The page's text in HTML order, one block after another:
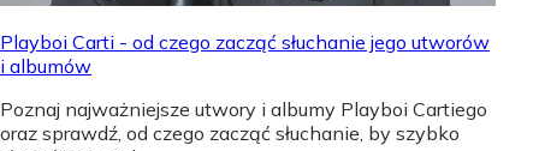
Playboi Carti - od czego zacząć słuchanie jego utworów
i albumów
Poznaj najważniejsze utwory i albumy Playboi Cartiego
oraz sprawdź, od czego zacząć słuchanie, by szybko